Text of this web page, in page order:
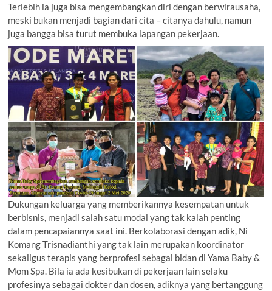
Terlebih ia juga bisa mengembangkan diri dengan berwirausaha,
meski bukan menjadi bagian dari cita – citanya dahulu, namun
juga bangga bisa turut membuka lapangan pekerjaan.
Dukungan keluarga yang memberikannya kesempatan untuk
berbisnis, menjadi salah satu modal yang tak kalah penting
dalam pencapaiannya saat ini. Berkolaborasi dengan adik, Ni
Komang Trisnadianthi yang tak lain merupakan koordinator
sekaligus terapis yang berprofesi sebagai bidan di Yama Baby &
Mom Spa. Bila ia ada kesibukan di pekerjaan lain selaku
profesinya sebagai dokter dan dosen, adiknya yang bertanggung